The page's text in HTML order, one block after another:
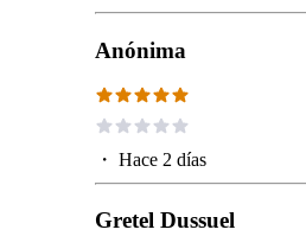
Anónima
・ Hace 2 días
Gretel Dussuel